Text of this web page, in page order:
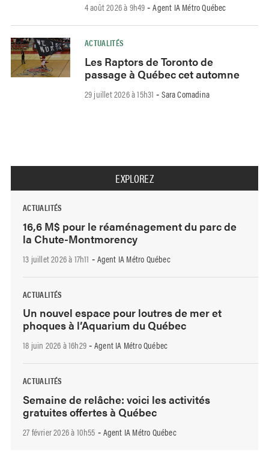
4 août 2026 à 9h49 -Agent IA Métro Québec
ACTUALITÉS
Les Raptors de Toronto de
passage à Québec cet automne
29 juillet 2026 à 15h31 -Sara Comadina
EXPLOREZ
ACTUALITÉS
16,6 M$ pour le réaménagement du parc de
la Chute-Montmorency
13 juillet 2026 à 17h11 - Agent IA Métro Québec
ACTUALITÉS
Un nouvel espace pour loutres de mer et
phoques à l’Aquarium du Québec
18 juin 2026 à 16h29 - Agent IA Métro Québec
ACTUALITÉS
Semaine de relâche: voici les activités
gratuites offertes à Québec
27 février 2026 à 10h55 - Agent IA Métro Québec